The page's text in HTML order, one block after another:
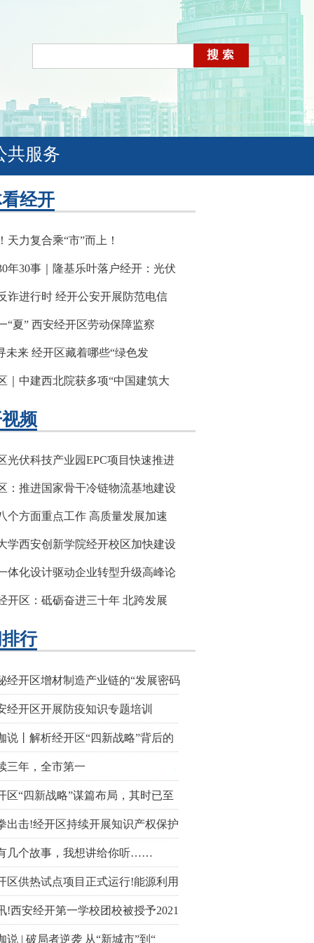
共服务
经开
天力复合乘“市”而上！
年30事｜隆基乐叶落户经开：光伏
诈进行时 经开公安开展防范电信
“夏” 西安经开区劳动保障监察
未来 经开区藏着哪些“绿色发
｜中建西北院获多项“中国建筑大
频
光伏科技产业园EPC项目快速推进
：推进国家骨干冷链物流基地建设
个方面重点工作 高质量发展加速
学西安创新学院经开校区加快建设
体化设计驱动企业转型升级高峰论
开区：砥砺奋进三十年 北跨发展
行
经开区增材制造产业链的“发展密码
经开区开展防疫知识专题培训
说丨解析经开区“四新战略”背后的
三年，全市第一
区“四新战略”谋篇布局，其时已至
出击!经开区持续开展知识产权保护
几个故事，我想讲给你听……
区供热试点项目正式运行!能源利用
!西安经开第一学校团校被授予2021
说 | 破局者逆袭 从“新城市”到“